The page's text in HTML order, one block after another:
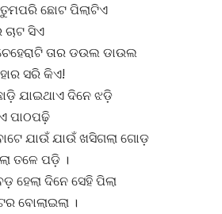
ଛୋଟ ପିଲାଟିଏ
ଚାଟ ସିଏ
ତାର ଡଉଲ ଡାଉଲ
ସରି କିଏ!
ଦିନେ ଝଡ଼ି
ପାଠପଢ଼ି
ଯାଉଁ ଖସିଗଲା ଗୋଡ଼
ତଳେ ପଡ଼ି ।
ଦିନେ ସେହି ପିଲା
ବୋଲାଇଲା ।